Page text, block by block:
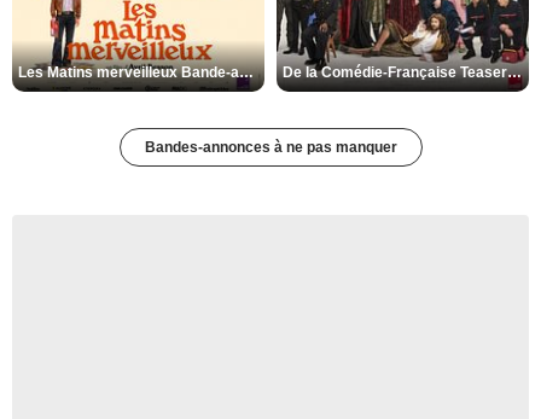
Les Matins merveilleux Bande-annonce VF De la Comédie-Française Teaser VF
Bandes-annonces à ne pas manquer